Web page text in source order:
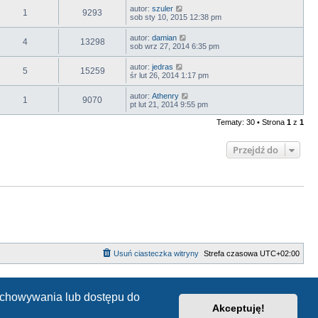
lub dostępu do
Akceptuję!
1 9293 autor: szuler
sob sty 10, 2015 12:38 pm
4 13298 autor: damian
sob wrz 27, 2014 6:35 pm
5 15259 autor: jedras
śr lut 26, 2014 1:17 pm
1 9070 autor: Athenry
pt lut 21, 2014 9:55 pm
Tematy: 30 • Strona 1 z 1
Przejdź do
Strefa czasowa UTC+02:00
Usuń ciasteczka witryny